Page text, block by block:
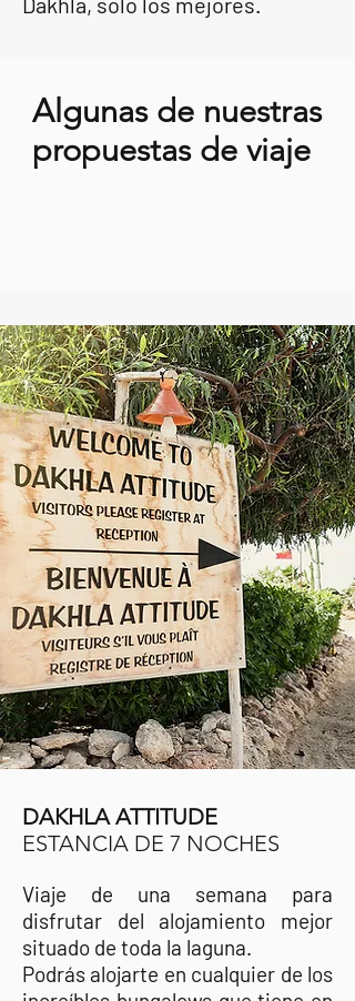
Algunas de nuestras
propuestas de viaje
DAKHLA ATTITUDE
ESTANCIA DE 7 NOCHES
Viaje de una semana para
disfrutar del alojamiento mejor
situado de toda la laguna.
Podrás alojarte en cualquier de los